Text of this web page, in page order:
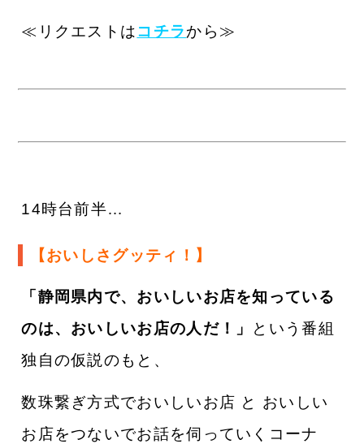
≪リクエストはコチラから≫
14時台前半…
【おいしさグッティ！】
「静岡県内で、おいしいお店を知っている
のは、おいしいお店の人だ！」
という番組
独自の仮説のもと、
数珠繋ぎ方式でおいしいお店 と おいしい
お店をつないでお話を伺っていくコーナ